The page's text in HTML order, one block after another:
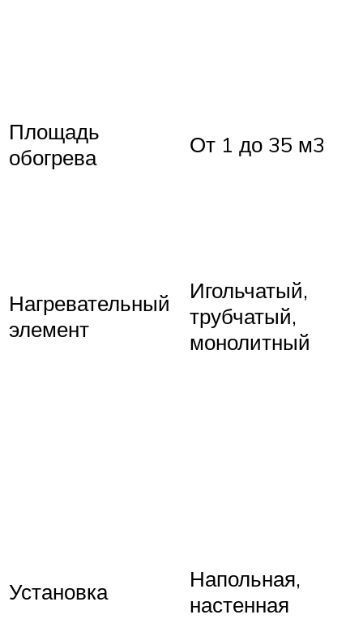
Площадь
обогрева
От 1 до 35 м3
Нагревательный
элемент
Игольчатый,
трубчатый,
монолитный
Установка
Напольная,
настенная